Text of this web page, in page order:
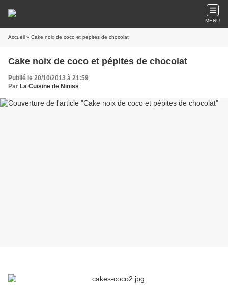
MENU
Accueil » Cake noix de coco et pépites de chocolat
Cake noix de coco et pépites de chocolat
Publié le 20/10/2013 à 21:59
Par La Cuisine de Niniss